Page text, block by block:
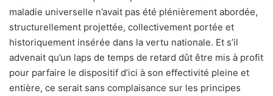
maladie universelle n’avait pas été plénièrement abordée,
structurellement projettée, collectivement portée et
historiquement insérée dans la vertu nationale. Et s’il
advenait qu’un laps de temps de retard dût être mis à profit
pour parfaire le dispositif d’ici à son effectivité pleine et
entière, ce serait sans complaisance sur les principes